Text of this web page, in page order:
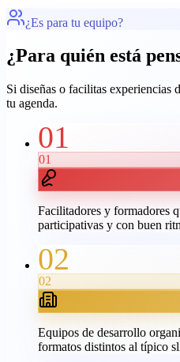
¿Es para tu equipo?
¿Para quién está
Si diseñas o facilitas experiencias
tu agenda.
01
01
Facilitadores y formadores
participativas y con buen
02
02
Equipos de desarrollo
formatos distintos al típico